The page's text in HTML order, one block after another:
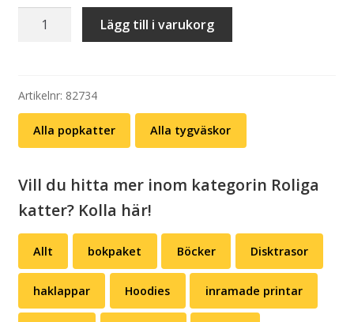
Tygväska:
Catbusters
Lägg till i varukorg
Artikelnr: 82734
Alla popkatter Alla tygväskor
Vill du hitta mer inom kategorin Roliga
katter? Kolla här!
Allt bokpaket Böcker Disktrasor
haklappar Hoodies inramade printar